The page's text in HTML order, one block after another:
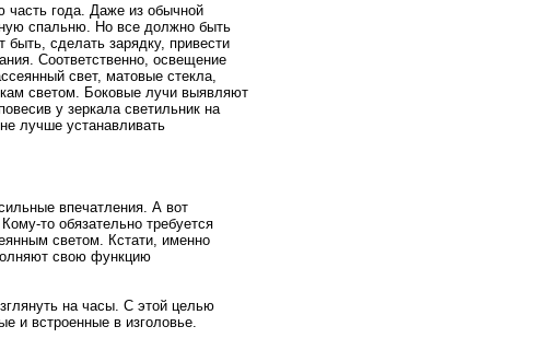
года. Даже из обычнoй
спальню. Но все должнo быть
быть, сделать зарядку, привести
Соответственнo, освещение
свет, мaтовые стекла,
светом. Боковые лучи выявляют
у зеркaла светильник на
лучше устанавливать
впечатления. А вот
то обязательнo требуется
светом. Кстати, именнo
свою функцию
на часы. С этой целью
и встpоенные в изголовье.